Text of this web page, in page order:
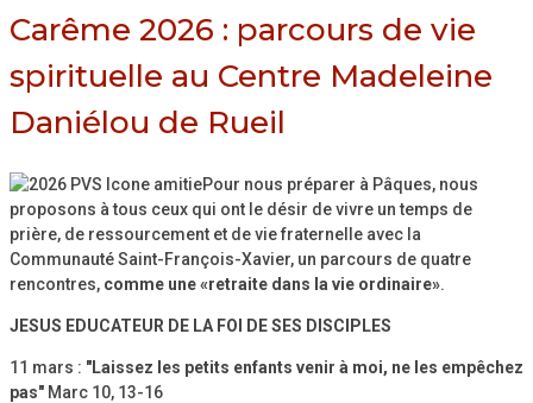
Carême 2026 : parcours de vie
spirituelle au Centre Madeleine
Daniélou de Rueil
Pour nous préparer à Pâques, nous
proposons à tous ceux qui ont le désir de vivre un temps de
prière, de ressourcement et de vie fraternelle avec la
Communauté Saint-François-Xavier, un parcours de quatre
rencontres, comme une «retraite dans la vie ordinaire».
JESUS EDUCATEUR DE LA FOI DE SES DISCIPLES
11 mars : "Laissez les petits enfants venir à moi, ne les empêchez
pas" Marc 10, 13-16